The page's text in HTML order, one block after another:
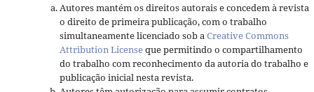
Autores mantém os direitos autorais e concedem à revista
o direito de primeira publicação, com o trabalho
simultaneamente licenciado sob aCreative Commons
Attribution Licenseque permitindo o compartilhamento
do trabalho com reconhecimento da autoria do trabalho e
publicação inicial nesta revista.